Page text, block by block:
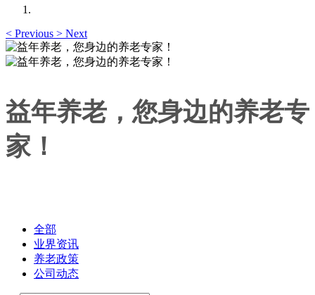
< Previous > Next
益年养老，您身边的养老专
家！
全部
业界资讯
养老政策
公司动态